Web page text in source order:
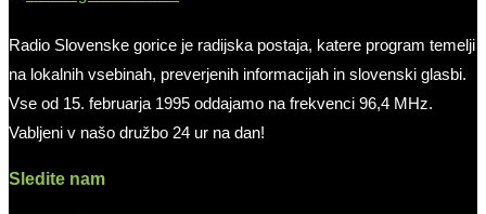
Radio Slovenske gorice je radijska postaja, katere program temelji
na lokalnih vsebinah, preverjenih informacijah in slovenski glasbi.
Vse od 15. februarja 1995 oddajamo na frekvenci 96,4 MHz.
Vabljeni v našo družbo 24 ur na dan!
Sledite nam